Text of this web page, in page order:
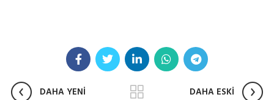
DAHA YENİ DAHA ESKİ